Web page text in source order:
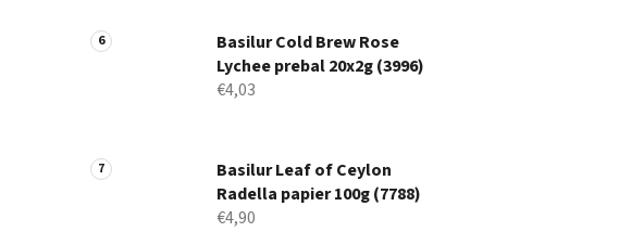
Basilur Cold Brew Rose
Lychee prebal 20x2g (3996)
€4,03
Basilur Leaf of Ceylon
Radella papier 100g (7788)
€4,90